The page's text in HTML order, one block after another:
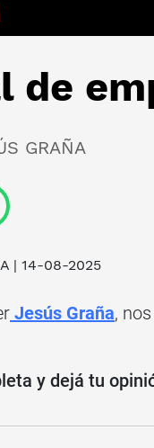
de
GRAÑA
| 14-08-2025
Jesús Graña,
y dejá tu